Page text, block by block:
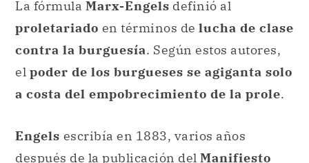
La fórmula Marx-Engels definió al
proletariado en términos de lucha de clase
contra la burguesía. Según estos autores,
el poder de los burgueses se agiganta solo
a costa del empobrecimiento de la prole.
Engels escribía en 1883, varios años
después de la publicación del Manifiesto